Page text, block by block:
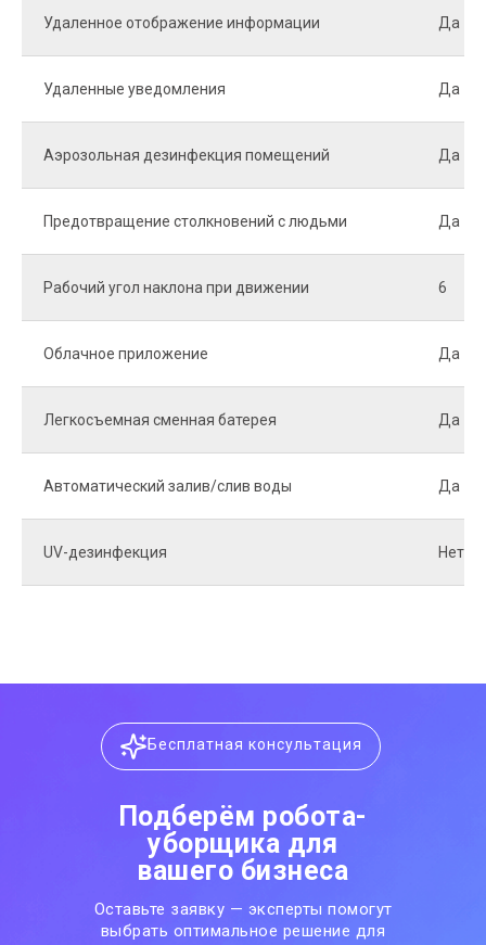
Удаленное отображение информации Да
Удаленные уведомления Да
Аэрозольная дезинфекция помещений Да
Предотвращение столкновений с людьми Да
Рабочий угол наклона при движении 6
Облачное приложение Да
Легкосъемная сменная батерея Да
Автоматический залив/слив воды Да
UV-дезинфекция Нет
Оставьте заявку — эксперты помогут
выбрать оптимальное решение для
Бесплатная консультация
Подберём робота-
уборщика для
вашего бизнеса